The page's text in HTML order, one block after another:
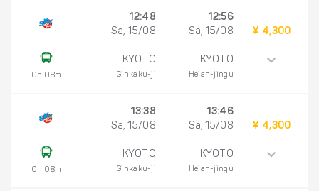
0h 08m
12:48
Sa, 15/08
KYOTO
Ginkaku-ji
12:56
Sa, 15/08
KYOTO
Heian-jingu
¥ 4,300
0h 08m
13:38
Sa, 15/08
KYOTO
Ginkaku-ji
13:46
Sa, 15/08
KYOTO
Heian-jingu
¥ 4,300